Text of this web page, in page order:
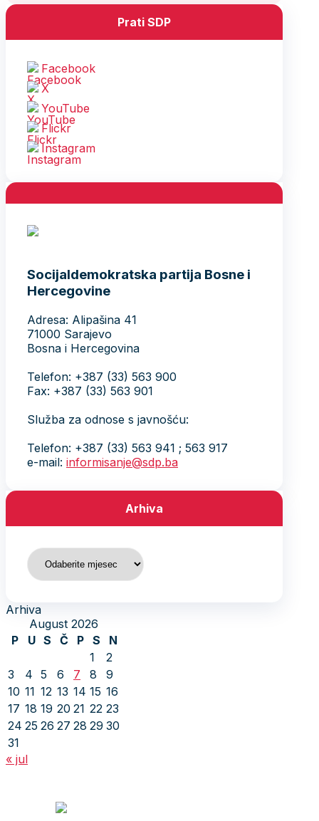
Prati SDP
Facebook
X
YouTube
Flickr
Instagram
Socijaldemokratska partija Bosne i
Hercegovine
Adresa: Alipašina 41
71000 Sarajevo
Bosna i Hercegovina
Telefon: +387 (33) 563 900
Fax: +387 (33) 563 901
Služba za odnose s javnošću:
Telefon: +387 (33) 563 941 ; 563 917
e-mail: informisanje@sdp.ba
Arhiva
Arhiva
Arhiva
August 2026
P
U S Č P S
N
1
2
3
4 5 6 7 8
9
10 11 12 13 14 15 16
17 18 19 20 21 22 23
24 25 26 27 28 29 30
31
« jul